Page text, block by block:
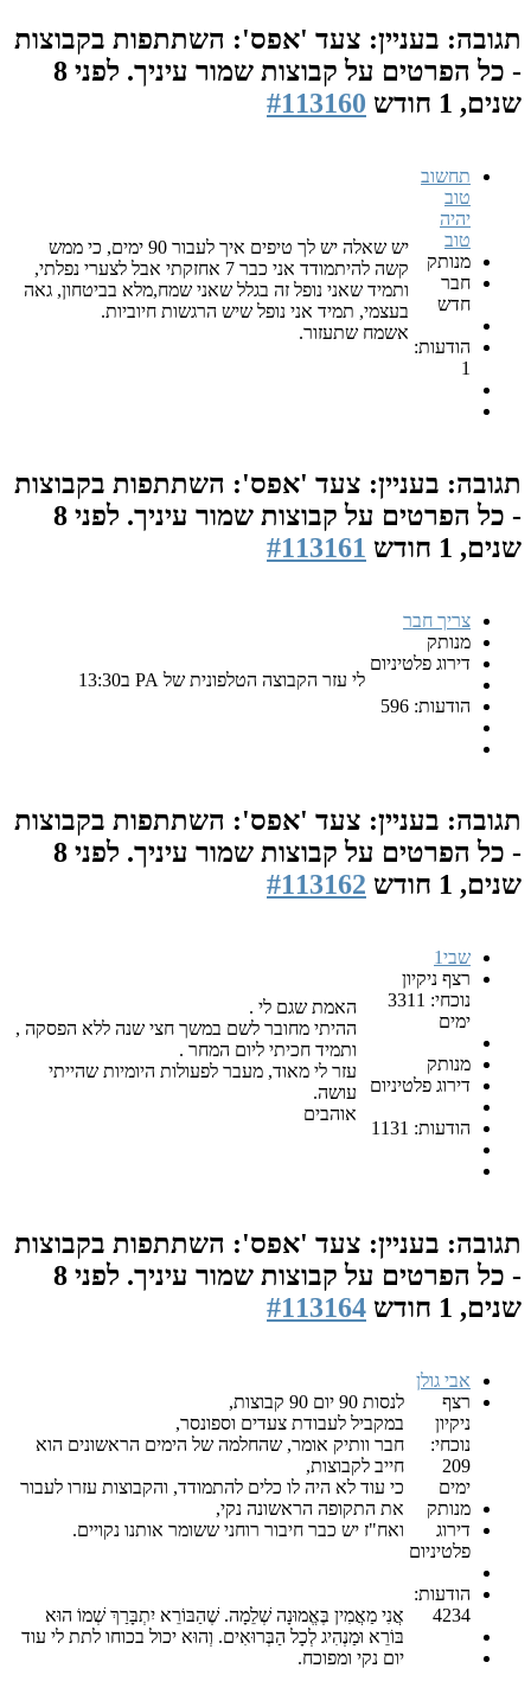
תגובה: בעניין: צעד 'אפס': השתתפות בקבוצות
- כל הפרטים על קבוצות שמור עיניך.
לפני 8
שנים, 1 חודש
#113160
תחשוב
טוב
יהיה
טוב
מנותק
חבר
חדש
הודעות:
1
יש שאלה יש לך טיפים איך לעבור 90 ימים, כי ממש
קשה להיתמודד אני כבר 7 אחזקתי אבל לצערי נפלתי,
ותמיד שאני נופל זה בגלל שאני שמח,מלא בביטחון, גאה
בעצמי, תמיד אני נופל שיש הרגשות חיוביות.
אשמח שתעזור.
תגובה: בעניין: צעד 'אפס': השתתפות בקבוצות
- כל הפרטים על קבוצות שמור עיניך.
לפני 8
שנים, 1 חודש
#113161
צריך חבר
מנותק
דירוג פלטיניום
הודעות: 596
לי עזר הקבוצה הטלפונית של PA ב13:30
תגובה: בעניין: צעד 'אפס': השתתפות בקבוצות
- כל הפרטים על קבוצות שמור עיניך.
לפני 8
שנים, 1 חודש
#113162
שבי1
רצף ניקיון
נוכחי: 3311
ימים
מנותק
דירוג פלטיניום
הודעות: 1131
האמת שגם לי .
ההיתי מחובר לשם במשך חצי שנה ללא הפסקה ,
ותמיד חכיתי ליום המחר .
עזר לי מאוד, מעבר לפעולות היומיות שהייתי
עושה.
אוהבים
תגובה: בעניין: צעד 'אפס': השתתפות בקבוצות
- כל הפרטים על קבוצות שמור עיניך.
לפני 8
שנים, 1 חודש
#113164
אבי גולן
רצף
ניקיון
נוכחי:
209
ימים
מנותק
דירוג
פלטיניום
הודעות:
4234
לנסות 90 יום 90 קבוצות,
במקביל לעבודת צעדים וספונסר,
חבר וותיק אומר, שהחלמה של הימים הראשונים הוא
חייב לקבוצות,
כי עוד לא היה לו כלים להתמודד, והקבוצות עזרו לעבור
את התקופה הראשונה נקי,
ואח"ז יש כבר חיבור רוחני ששומר אותנו נקויים.
אֲנִי מַאֲמִין בֶּאֱמוּנָה שְׁלֵמָה. שֶׁהַבּוֹרֵא יִתְבָּרַךְ שְׁמוֹ הוּא
בּוֹרֵא וּמַנְהִיג לְכָל הַבְּרוּאִים. וְהוּא יכול בכוחו לתת לי עוד
יום נקי ומפוכח.